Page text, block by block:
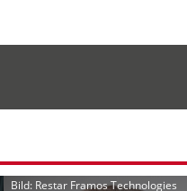
Bild: Restar Framos Technologies